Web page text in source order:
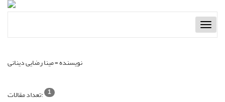
نویسنده =مینا رضایی دینانی
تعداد مقالات: 1